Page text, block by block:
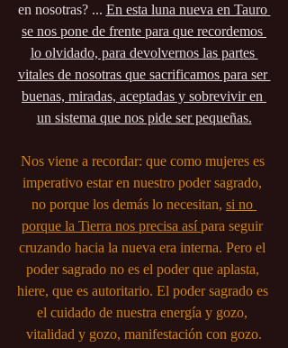
en nosotras? ... En esta luna nueva en Tauro
se nos pone de frente para que recordemos
lo olvidado, para devolvernos las partes
vitales de nosotras que sacrificamos para ser
buenas, miradas, aceptadas y sobrevivir en
un sistema que nos pide ser pequeñas.
Nos viene a recordar: que como mujeres es
imperativo estar en nuestro poder sagrado,
no porque los demás lo necesitan, si no
porque la Tierra nos precisa así para seguir
cruzando hacia la nueva era interna. Pero el
poder sagrado no es el poder que aplasta,
hiere, que es autoritario. El poder sagrado es
el cuidado de nuestra energía y gozo,
vitalidad y gozo, manifestación con gozo.